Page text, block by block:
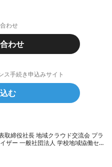
わせ
わせ
ス手続き申込みサイト
む
取締役社長 地域クラウド交流会 プラ
ザー 一般社団法人 学校地域恊働セ